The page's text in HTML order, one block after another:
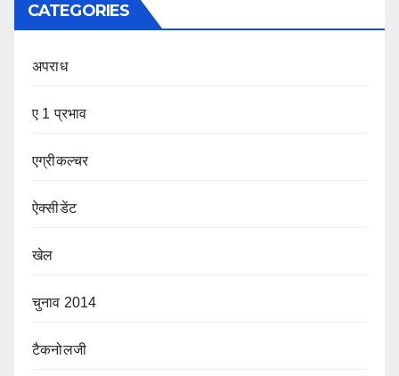
CATEGORIES
अपराध
ए 1 प्रभाव
एग्रीकल्चर
ऐक्सीडेंट
खेल
चुनाव 2014
टैकनोलजी